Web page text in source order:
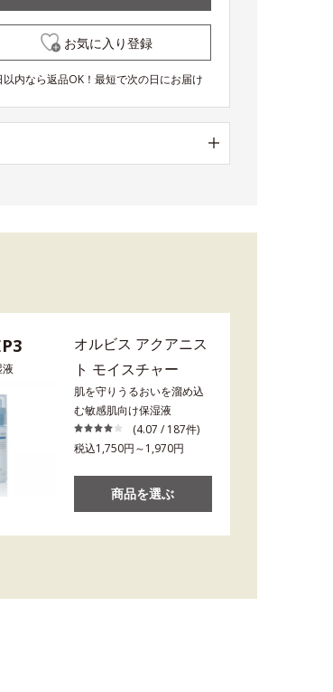
お気に入り登録
以内なら返品OK！最短で次の日にお届け
液
オルビス アクアニス
ト モイスチャー
肌を守りうるおいを溜め込
む敏感肌向け保湿液
(4.07 / 187件)
税込1,750円～1,970円
商品を選ぶ